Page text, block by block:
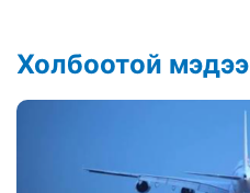
Холбоотой мэдээ